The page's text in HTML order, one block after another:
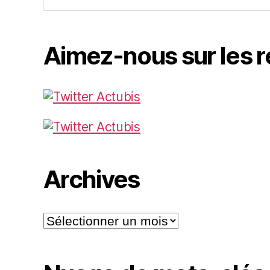
Aimez-nous sur les
Archives
Archives